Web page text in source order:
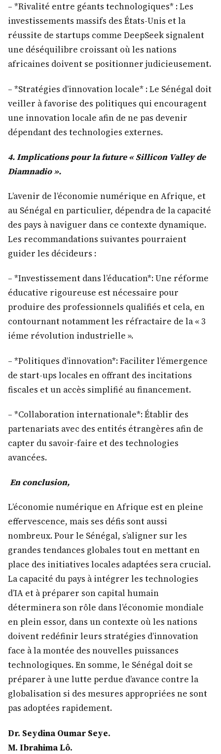
– *Rivalité entre géants technologiques* : Les
investissements massifs des États-Unis et la
réussite de startups comme DeepSeek signalent
une déséquilibre croissant où les nations
africaines doivent se positionner judicieusement.
– *Stratégies d’innovation locale* : Le Sénégal doit
veiller à favorise des politiques qui encouragent
une innovation locale afin de ne pas devenir
dépendant des technologies externes.
4. Implications pour la future « Sillicon Valley de
Diamnadio ».
L’avenir de l’économie numérique en Afrique, et
au Sénégal en particulier, dépendra de la capacité
des pays à naviguer dans ce contexte dynamique.
Les recommandations suivantes pourraient
guider les décideurs :
– *Investissement dans l’éducation*: Une réforme
éducative rigoureuse est nécessaire pour
produire des professionnels qualifiés et cela, en
contournant notamment les réfractaire de la « 3
iéme révolution industrielle ».
– *Politiques d’innovation*: Faciliter l’émergence
de start-ups locales en offrant des incitations
fiscales et un accès simplifié au financement.
– *Collaboration internationale*: Établir des
partenariats avec des entités étrangères afin de
capter du savoir-faire et des technologies
avancées.
En conclusion,
L’économie numérique en Afrique est en pleine
effervescence, mais ses défis sont aussi
nombreux. Pour le Sénégal, s’aligner sur les
grandes tendances globales tout en mettant en
place des initiatives locales adaptées sera crucial.
La capacité du pays à intégrer les technologies
d’IA et à préparer son capital humain
déterminera son rôle dans l’économie mondiale
en plein essor, dans un contexte où les nations
doivent redéfinir leurs stratégies d’innovation
face à la montée des nouvelles puissances
technologiques. En somme, le Sénégal doit se
préparer à une lutte perdue d’avance contre la
globalisation si des mesures appropriées ne sont
pas adoptées rapidement.
Dr. Seydina Oumar Seye.
M. Ibrahima Lô.